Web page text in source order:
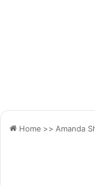
Home >> Amanda